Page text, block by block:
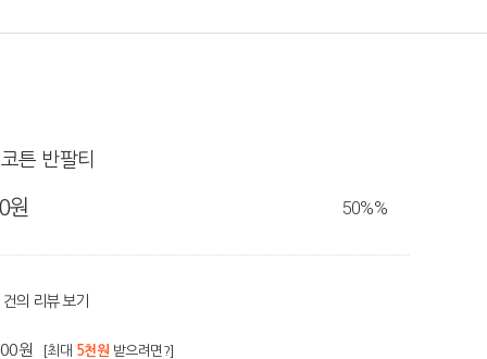
튼 반팔티
원 50%%
건의 리뷰 보기
원 [최대 5천원 받으려면?]